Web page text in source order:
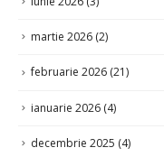
martie 2026 (2)
februarie 2026 (21)
ianuarie 2026 (4)
decembrie 2025 (4)